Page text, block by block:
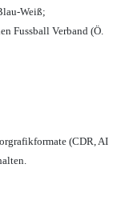
Weiß;
Fussball Verband (Ö.
(CDR, AI